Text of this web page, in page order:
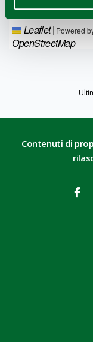
Leaflet| Powered
OpenStreetMap
Contenuti di